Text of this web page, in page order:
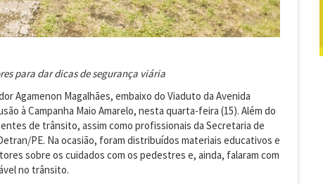
para dar dicas de segurança viária
Agamenon Magalhães, embaixo do Viaduto da Avenida
à Campanha Maio Amarelo, nesta quarta-feira (15). Além do
de trânsito, assim como profissionais da Secretaria de
PE. Na ocasião, foram distribuídos materiais educativos e
sobre os cuidados com os pedestres e, ainda, falaram com
no trânsito.